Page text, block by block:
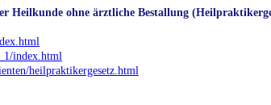
Heilkunde ohne ärztliche Bestallung
index.html
heilpraktikergesetz.html